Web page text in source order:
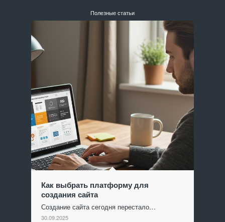
Полезные статьи
Как выбрать платформу для
создания сайта
Создание сайта сегодня перестало…
30.09.2025